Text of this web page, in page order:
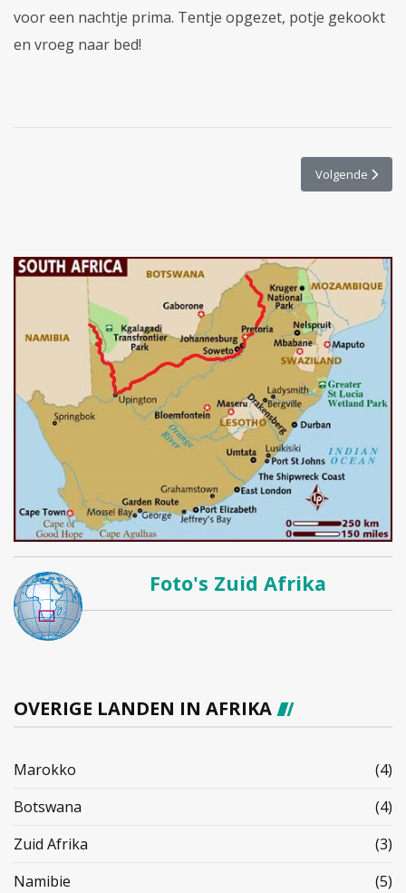
voor een nachtje prima. Tentje opgezet, potje gekookt
en vroeg naar bed!
Volgende
Volgende
Foto's Zuid Afrika
OVERIGE LANDEN IN AFRIKA
Marokko
(4)
Botswana
(4)
Zuid Afrika
(3)
Namibie
(5)